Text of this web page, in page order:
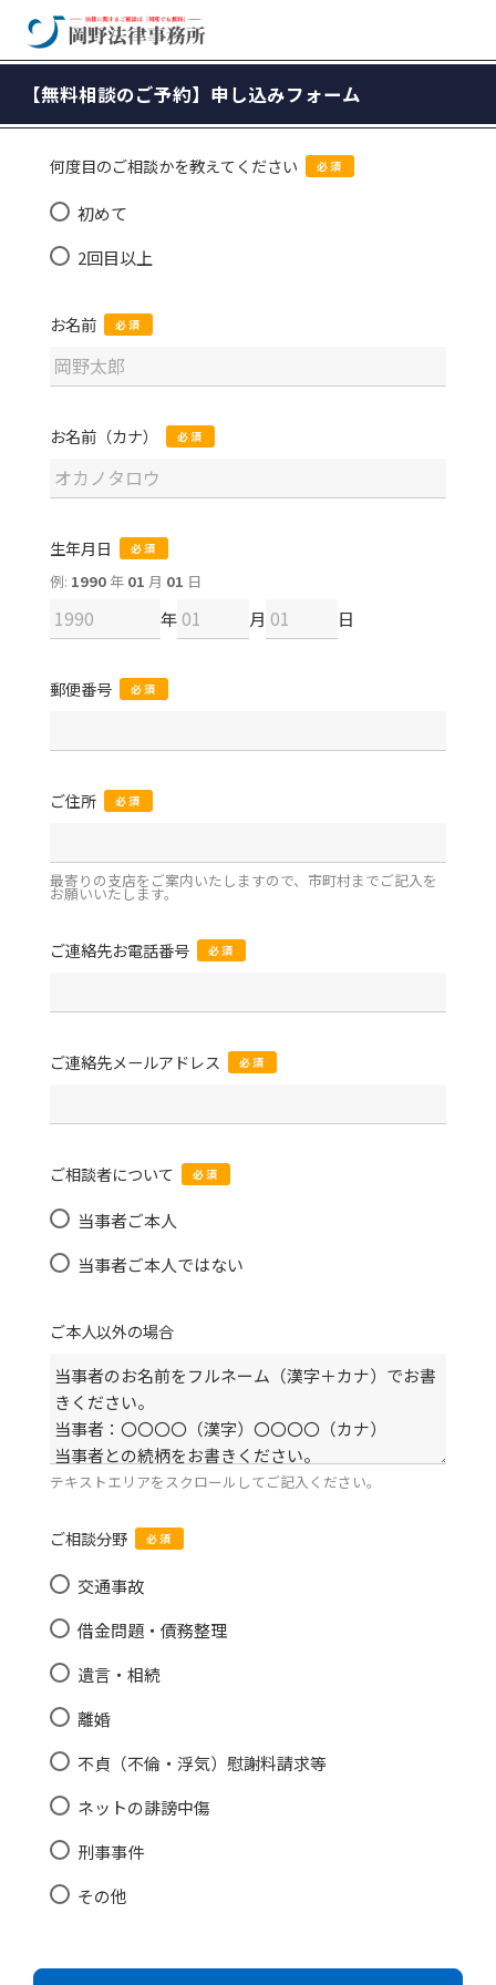
何度目のご相談かを教えてください 必須
初めて
2回目以上
お名前 必須
お名前（カナ） 必須
生年月日 必須
例: 1990 年 01 月 01 日
年 月 日
郵便番号 必須
ご住所 必須
最寄りの支店をご案内いたしますので、市町村までご記入を
お願いいたします。
ご連絡先お電話番号 必須
ご連絡先メールアドレス 必須
ご相談者について 必須
当事者ご本人
当事者ご本人ではない
ご本人以外の場合
テキストエリアをスクロールしてご記入ください。
ご相談分野 必須
交通事故
借金問題・債務整理
遺言・相続
離婚
不貞（不倫・浮気）慰謝料請求等
ネットの誹謗中傷
刑事事件
その他